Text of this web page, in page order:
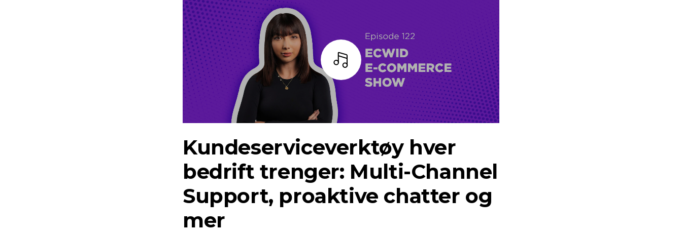
Lytt
Kundeserviceverktøy hver
bedrift trenger: Multi-Channel
Support, proaktive chatter og
mer